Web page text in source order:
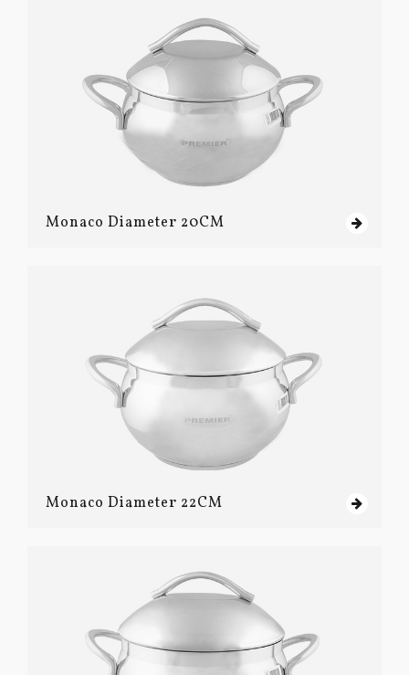
Monaco Diameter 20CM
Monaco Diameter 22CM